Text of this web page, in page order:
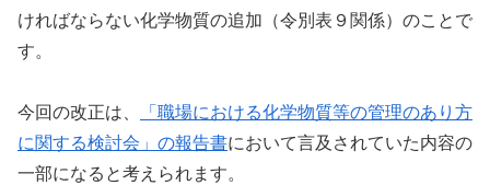
ければならない化学物質の追加（令別表９関係） のことで
す。
今回の改正は、
「職場における化学物質等の管理のあり方
に関する検討会」の報告書において言及されていた内容の
一部になると考えられます。